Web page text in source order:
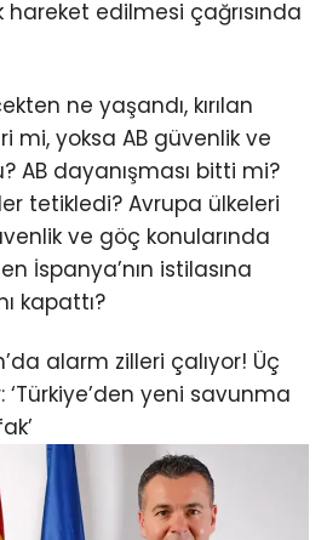
hareket edilmesi çağrısında
ne yaşandı, kırılan
mi, yoksa AB güvenlik ve
AB dayanışması bitti mi?
tetikledi? Avrupa ülkeleri
ve göç konularında
İspanya’nın istilasına
kapattı?
alarm zilleri çalıyor! Üç
yeni savunma